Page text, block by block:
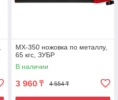
MX-350 ножовка по металлу,
65 кгс, ЗУБР
В наличии
3 960 ₸ 4 554 ₸